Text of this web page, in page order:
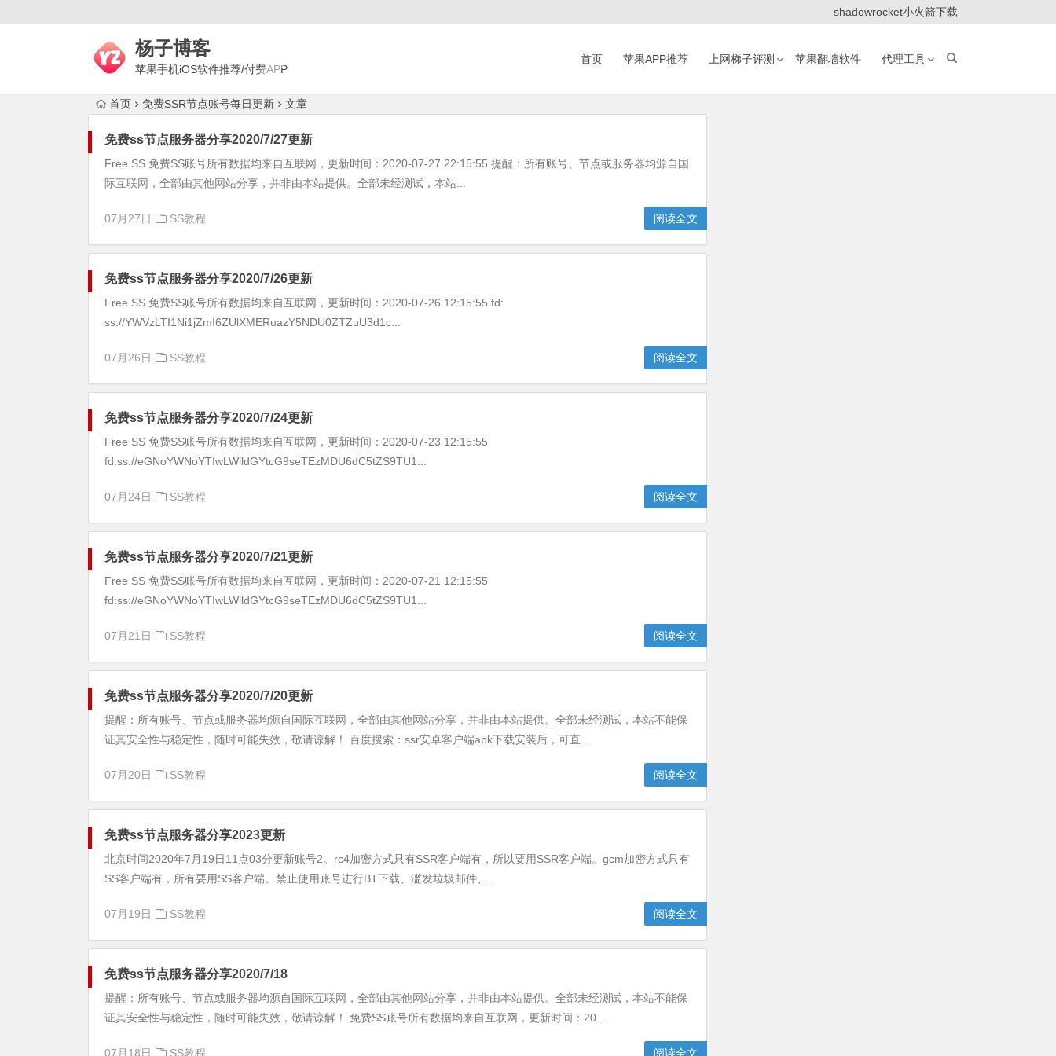
shadowrocket小火箭下载
杨子博客
苹果手机iOS软件推荐/付费APP
首页 苹果APP推荐 上网梯子评测 苹果翻墙软件 代理工具
首页 免费SSR节点账号每日更新 文章
免费ss节点服务器分享2020/7/27更新
Free SS 免费SS账号所有数据均来自互联网，更新时间：2020-07-27 22:15:55 提醒：所有账号、节点或服务器均源自国
际互联网，全部由其他网站分享，并非由本站提供。全部未经测试，本站...
07月27日 SS教程 阅读全文
免费ss节点服务器分享2020/7/26更新
Free SS 免费SS账号所有数据均来自互联网，更新时间：2020-07-26 12:15:55 fd:
ss://YWVzLTI1Ni1jZmI6ZUlXMERuazY5NDU0ZTZuU3d1c...
07月26日 SS教程 阅读全文
免费ss节点服务器分享2020/7/24更新
Free SS 免费SS账号所有数据均来自互联网，更新时间：2020-07-23 12:15:55
fd:ss://eGNoYWNoYTIwLWlldGYtcG9seTEzMDU6dC5tZS9TU1...
07月24日 SS教程 阅读全文
免费ss节点服务器分享2020/7/21更新
Free SS 免费SS账号所有数据均来自互联网，更新时间：2020-07-21 12:15:55
fd:ss://eGNoYWNoYTIwLWlldGYtcG9seTEzMDU6dC5tZS9TU1...
07月21日 SS教程 阅读全文
免费ss节点服务器分享2020/7/20更新
提醒：所有账号、节点或服务器均源自国际互联网，全部由其他网站分享，并非由本站提供。全部未经测试，本站不能保
证其安全性与稳定性，随时可能失效，敬请谅解！ 百度搜索：ssr安卓客户端apk下载安装后，可直...
07月20日 SS教程 阅读全文
免费ss节点服务器分享2023更新
北京时间2020年7月19日11点03分更新账号2。rc4加密方式只有SSR客户端有，所以要用SSR客户端。gcm加密方式只有
SS客户端有，所有要用SS客户端。禁止使用账号进行BT下载、滥发垃圾邮件、...
07月19日 SS教程 阅读全文
免费ss节点服务器分享2020/7/18
提醒：所有账号、节点或服务器均源自国际互联网，全部由其他网站分享，并非由本站提供。全部未经测试，本站不能保
证其安全性与稳定性，随时可能失效，敬请谅解！ 免费SS账号所有数据均来自互联网，更新时间：20...
07月18日 SS教程 阅读全文